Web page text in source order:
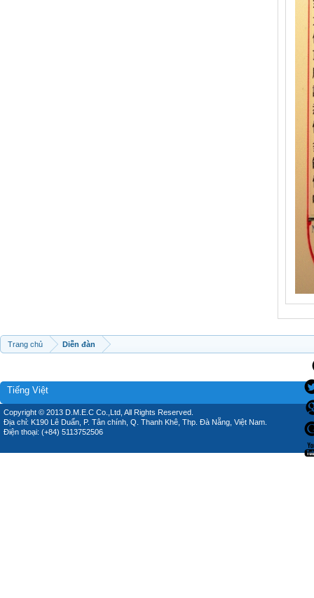
Trang chủ Diễn đàn
Tiếng Việt
Copyright © 2013 D.M.E.C Co.,Ltd, All Rights Reserved.
Địa chỉ: K190 Lê Duẩn, P. Tân chính, Q. Thanh Khê, Thp. Đà Nẵng, Việt Nam.
Điện thoại: (+84) 5113752506